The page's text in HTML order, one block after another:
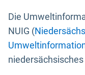
Die
NUIG (